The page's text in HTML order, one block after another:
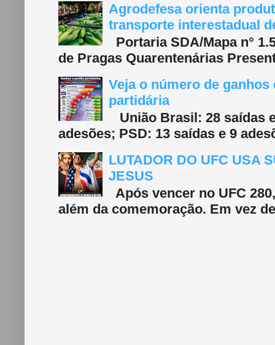
Agrodefesa orienta
transporte interestadual
Portaria SDA/Mapa n°
de Pragas Quarentenárias
Veja o número de
partidária
União Brasil: 28 saídas
adesões; PSD: 13 saídas e 9
LUTADOR DO UFC USA
JESUS
Após vencer no UFC
além da comemoração. Em vez